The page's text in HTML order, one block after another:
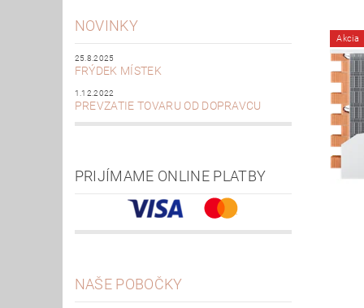
NOVINKY
25.8.2025
FRÝDEK MÍSTEK
1.12.2022
PREVZATIE TOVARU OD DOPRAVCU
PRIJÍMAME ONLINE PLATBY
NAŠE POBOČKY
Akcia